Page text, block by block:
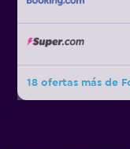
18 ofertas más de